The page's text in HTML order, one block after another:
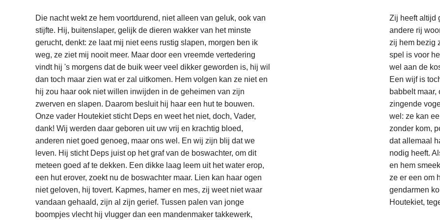
Die nacht wekt ze hem voortdurend, niet alleen van geluk, ook van
stijfte. Hij, buitenslaper, gelijk de dieren wakker van het minste
gerucht, denkt: ze laat mij niet eens rustig slapen, morgen ben ik
weg, ze ziet mij nooit meer. Maar door een vreemde vertedering
vindt hij 's morgens dat de buik weer veel dikker geworden is, hij wil
dan toch maar zien wat er zal uitkomen. Hem volgen kan ze niet en
hij zou haar ook niet willen inwijden in de geheimen van zijn
zwerven en slapen. Daarom besluit hij haar een hut te bouwen.
Onze vader Houtekiet sticht Deps en weet het niet, doch, Vader,
dank! Wij werden daar geboren uit uw vrij en krachtig bloed,
anderen niet goed genoeg, maar ons wel. En wij zijn blij dat we
leven. Hij sticht Deps juist op het graf van de boswachter, om dit
meteen goed af te dekken. Een dikke laag leem uit het water erop,
een hut erover, zoekt nu de boswachter maar. Lien kan haar ogen
niet geloven, hij tovert. Kapmes, hamer en mes, zij weet niet waar
vandaan gehaald, zijn al zijn gerief. Tussen palen van jonge
boompjes vlecht hij vlugger dan een mandenmaker takkewerk,
Zij heeft altijd
andere rij
zij hem bezig
spel is voor
wel aan de
Een wijf is
babbelt
zingende
wel: ze kan
zonder kom,
dat allemaal
nodig heeft.
en hem
ze er een om
gendarmen
Houtekiet,